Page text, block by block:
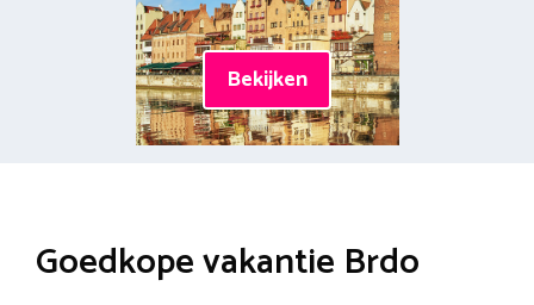
Bekijken
Goedkope vakantie Brdo